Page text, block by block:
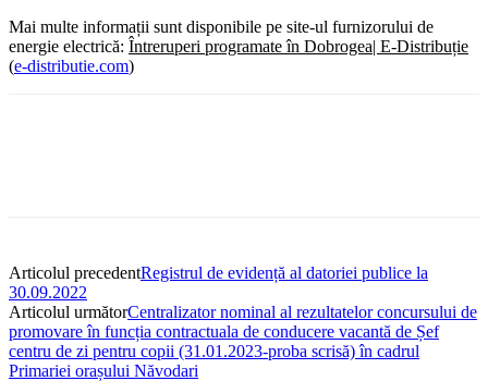
Mai multe informații sunt disponibile pe site-ul furnizorului de
energie electrică: Întreruperi programate în Dobrogea| E-Distribuție
(e-distributie.com)
Articolul precedentRegistrul de evidență al datoriei publice la
30.09.2022
Articolul următorCentralizator nominal al rezultatelor concursului de
promovare în funcția contractuala de conducere vacantă de Șef
centru de zi pentru copii (31.01.2023-proba scrisă) în cadrul
Primariei orașului Năvodari